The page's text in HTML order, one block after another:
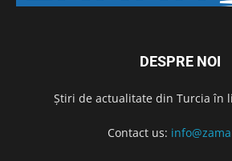
DESPRE NOI
Știri de actualitate din Turcia în
Contact us: